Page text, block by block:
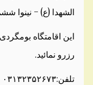
الشهدا (ع) – نینوا
این اقامتگاه
رزرو نمائید.
تلفن:۰۳۱۳۲۳۵۲۶۷۳